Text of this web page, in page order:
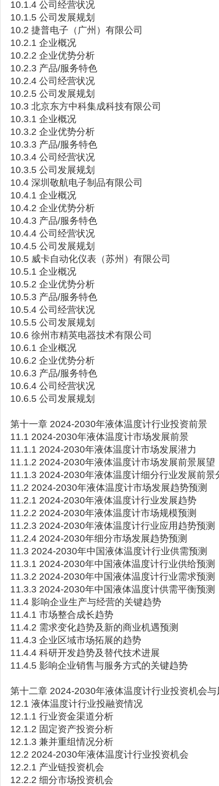
10.1.4 公司经营状况
10.1.5 公司发展规划
10.2 捷普电子（广州）有限公司
10.2.1 企业概况
10.2.2 企业优势分析
10.2.3 产品/服务特色
10.2.4 公司经营状况
10.2.5 公司发展规划
10.3 北京东方中科集成科技有限公司
10.3.1 企业概况
10.3.2 企业优势分析
10.3.3 产品/服务特色
10.3.4 公司经营状况
10.3.5 公司发展规划
10.4 深圳敬航电子制品有限公司
10.4.1 企业概况
10.4.2 企业优势分析
10.4.3 产品/服务特色
10.4.4 公司经营状况
10.4.5 公司发展规划
10.5 威卡自动化仪表（苏州）有限公司
10.5.1 企业概况
10.5.2 企业优势分析
10.5.3 产品/服务特色
10.5.4 公司经营状况
10.5.5 公司发展规划
10.6 徐州市精英电器技术有限公司
10.6.1 企业概况
10.6.2 企业优势分析
10.6.3 产品/服务特色
10.6.4 公司经营状况
10.6.5 公司发展规划
第十一章 2024-2030年液体温度计行业投资前景
11.1 2024-2030年液体温度计市场发展前景
11.1.1 2024-2030年液体温度计市场发展潜力
11.1.2 2024-2030年液体温度计市场发展前景展望
11.1.3 2024-2030年液体温度计细分行业发展前景
11.2 2024-2030年液体温度计市场发展趋势预测
11.2.1 2024-2030年液体温度计行业发展趋势
11.2.2 2024-2030年液体温度计市场规模预测
11.2.3 2024-2030年液体温度计行业应用趋势预测
11.2.4 2024-2030年细分市场发展趋势预测
11.3 2024-2030年中国液体温度计行业供需预测
11.3.1 2024-2030年中国液体温度计行业供给预测
11.3.2 2024-2030年中国液体温度计行业需求预测
11.3.3 2024-2030年中国液体温度计供需平衡预测
11.4 影响企业生产与经营的关键趋势
11.4.1 市场整合成长趋势
11.4.2 需求变化趋势及新的商业机遇预测
11.4.3 企业区域市场拓展的趋势
11.4.4 科研开发趋势及替代技术进展
11.4.5 影响企业销售与服务方式的关键趋势
第十二章 2024-2030年液体温度计行业投资机会与
12.1 液体温度计行业投融资情况
12.1.1 行业资金渠道分析
12.1.2 固定资产投资分析
12.1.3 兼并重组情况分析
12.2 2024-2030年液体温度计行业投资机会
12.2.1 产业链投资机会
12.2.2 细分市场投资机会